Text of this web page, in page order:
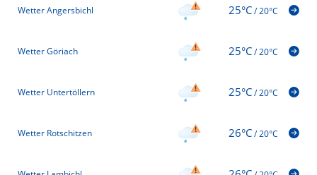
Wetter Angersbichl 25°C/20°C
Wetter Göriach 25°C/20°C
Wetter Untertöllern 25°C/20°C
Wetter Rotschitzen 26°C/20°C